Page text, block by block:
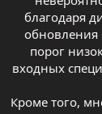
благодаря
обновления
порог
входных
Кроме того,